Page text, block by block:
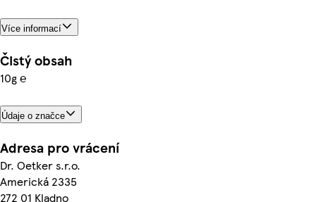
Více informací
Čistý obsah
10g ℮
Údaje o značce
Adresa pro vrácení
Dr. Oetker s.r.o.
Americká 2335
272 01 Kladno